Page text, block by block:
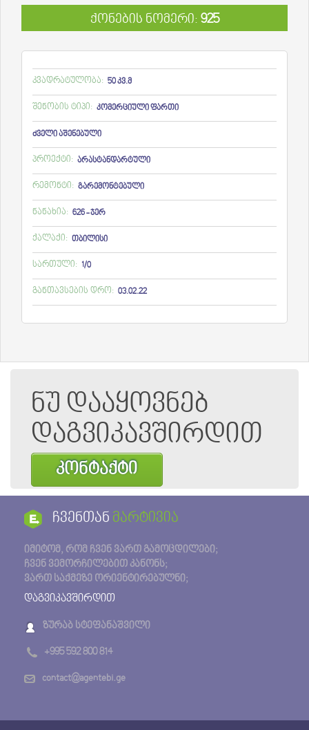
ქონების ნომერი: 925
კვადრატულობა: 50 კვ.მ
შენობის ტიპი: კომერციული ფართი
ძველი აშენებული
პროექტი: არასტანდარტული
რემონტი: გარემონტებული
ნანახია: 626 - ჯერ
ქალაქი: თბილისი
სართული: 1/0
განთავსების დრო: 03.02.22
ნუ დააყოვნებ
დაგვიკავშირდით
კონტაქტი
ჩვენთან მარტივია
იმიტომ, რომ ჩვენ ვართ გამოცდილები;
ჩვენ ვემორჩილებით კანონს;
ვართ საქმეზე ორიენტირებულნი;
დაგვიკავშირდით
ზურაბ სტეფანაშვილი
+995 592 800 814
contact@agentebi.ge